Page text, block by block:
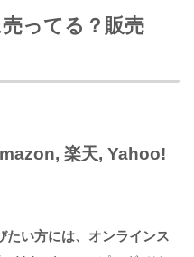
ってる？販売
楽天, Yahoo!
たい方には、オンラインス